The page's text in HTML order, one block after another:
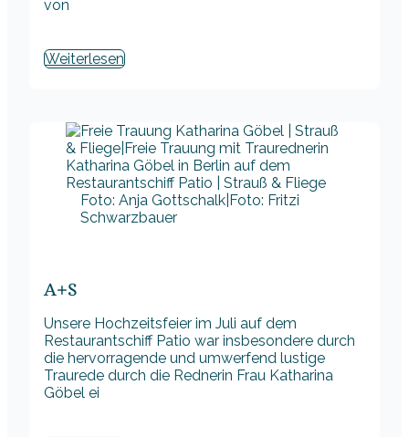
von
Weiterlesen
Foto: Anja Gottschalk|Foto: Fritzi
Schwarzbauer
A+S
Unsere Hochzeitsfeier im Juli auf dem
Restaurantschiff Patio war insbesondere durch
die hervorragende und umwerfend lustige
Traurede durch die Rednerin Frau Katharina
Göbel ei